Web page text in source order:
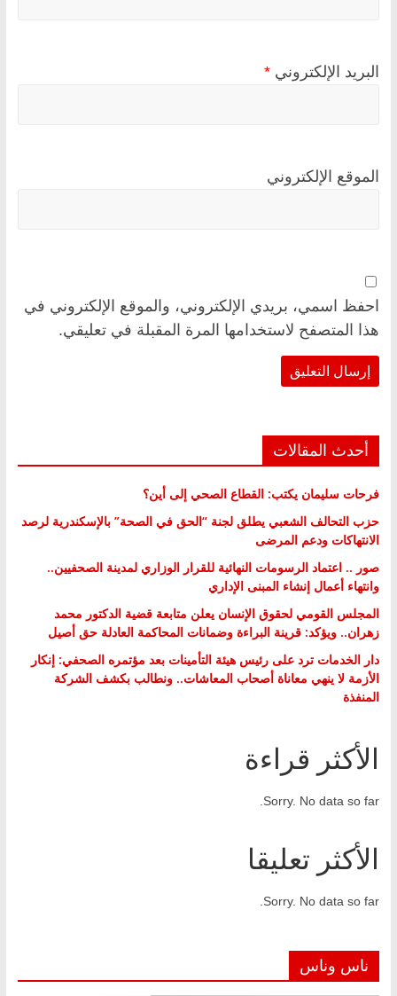
البريد الإلكتروني *
الموقع الإلكتروني
احفظ اسمي، بريدي الإلكتروني، والموقع الإلكتروني في
هذا المتصفح لاستخدامها المرة المقبلة في تعليقي.
أحدث المقالات
فرحات سليمان يكتب: القطاع الصحي إلى أين؟
حزب التحالف الشعبي يطلق لجنة “الحق في الصحة” بالإسكندرية لرصد
الانتهاكات ودعم المرضى
صور .. اعتماد الرسومات النهائية للقرار الوزاري لمدينة الصحفيين..
وانتهاء أعمال إنشاء المبنى الإداري
المجلس القومي لحقوق الإنسان يعلن متابعة قضية الدكتور محمد
زهران.. ويؤكد: قرينة البراءة وضمانات المحاكمة العادلة حق أصيل
دار الخدمات ترد على رئيس هيئة التأمينات بعد مؤتمره الصحفي: إنكار
الأزمة لا ينهي معاناة أصحاب المعاشات.. ونطالب بكشف الشركة
المنفذة
الأكثر قراءة
Sorry. No data so far.
الأكثر تعليقا
Sorry. No data so far.
ناس وناس